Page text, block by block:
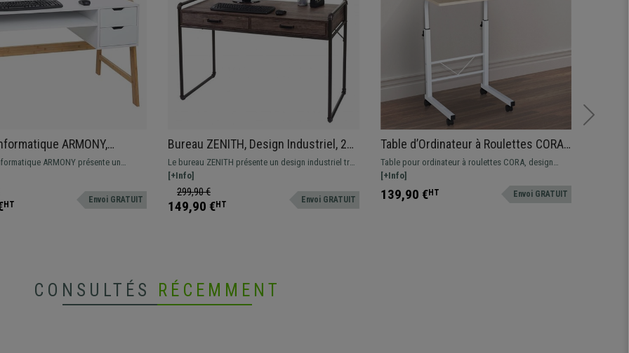
ARMONY,
cm, Design Moderne, En
Blanc
ARMONY présente un
simple et fonctionnel. Structure en
HT Envoi GRATUIT
Bureau ZENITH, Design Industriel, 2
Tiroirs, en Métal et Bois couleur
Noyer
Le bureau ZENITH présente un design industriel très
tendance, il est fonctionnel grâce à ses deux tiroirs,
et très solide grâce à ses matériaux de qualité.
[+Info]
299,90 €
149,90 €HT Envoi GRATUIT
Table d’Ordinateur à Roulettes CORA,
Ajustable en Hauteur, En Bois, Blanc
et Chêne
Table pour ordinateur à roulettes CORA, design
égant. Dimensions compactes et hauteur ajustable.
[+Info]
139,90 €HT Envoi GRATUIT
CONSULTÉS RÉCEMMENT